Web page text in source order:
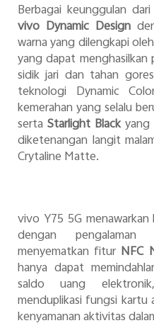
Berbagai keunggulan
vivo Dynamic Design
warna yang dilengkapi
yang dapat menghasilkan
sidik jari dan tahan
teknologi Dynamic
kemerahan yang selalu
serta Starlight Blackyang
diketenangan langit
Crytaline Matte.
vivo Y75 5G
dengan
menyematkan fitur NFC
hanya dapat
saldo uang
menduplikasi fungsi kartu
kenyamanan aktivitas